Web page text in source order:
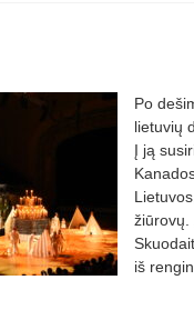
Po
lietuvių
Į ją
žiūrovų.
iš